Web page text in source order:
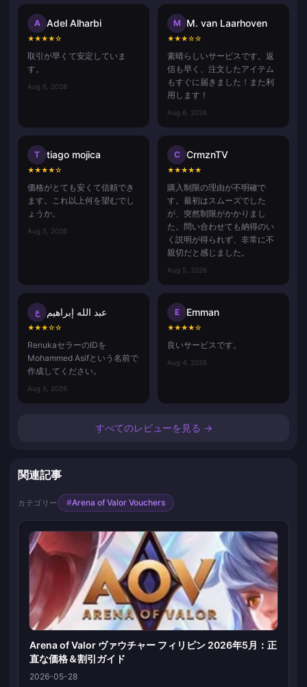
A Adel Alharbi
★★★★☆
取引が早くて安定していま
す。
Aug 6, 2026
M M. van Laarhoven
★★★☆☆
素晴らしいサービスです。返
信も早く、注文したアイテム
もすぐに届きました！また利
用します！
Aug 6, 2026
T tiago mojica
★★★★☆
価格がとても安くて信頼でき
ます。これ以上何を望むでし
ょうか。
Aug 5, 2026
C CrmznTV
★★★★★
購入制限の理由が不明確で
す。最初はスムーズでした
が、突然制限がかかりまし
た。問い合わせても納得のい
く説明が得られず、非常に不
親切だと感じました。
Aug 5, 2026
ع عبد الله إبراهيم
★★★☆☆
RenukaセラーのIDを
Mohammed Asifという名前で
作成してください。
Aug 5, 2026
E Emman
★★★★☆
良いサービスです。
Aug 4, 2026
すべてのレビューを見る →
関連記事
カテゴリー #Arena of Valor Vouchers
Arena of Valor ヴァウチャー フィリピン 2026年5月：正
直な価格＆割引ガイド
2026-05-28